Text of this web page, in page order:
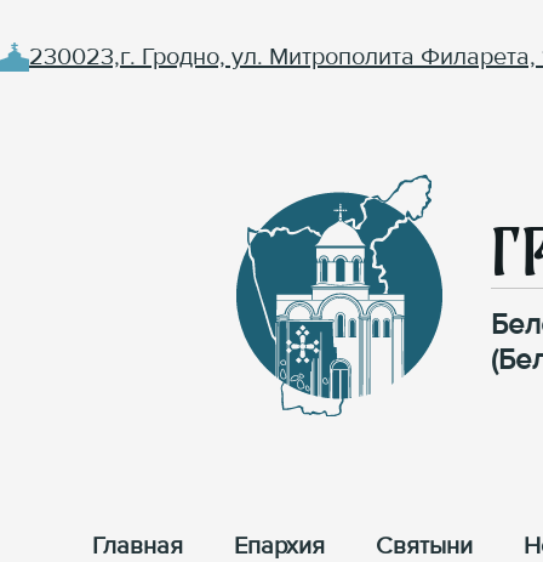
230023,г. Гродно, ул. Митрополита Филарета,
Главная Епархия Cвятыни